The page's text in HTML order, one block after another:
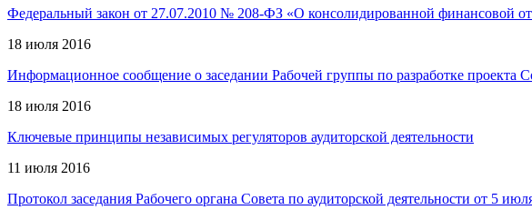
Федеральный закон от 27.07.2010 № 208-ФЗ «О консолидированной финансовой
18 июля 2016
Информационное сообщение о заседании Рабочей группы по разработке проекта
18 июля 2016
Ключевые принципы независимых регуляторов аудиторской деятельности
11 июля 2016
Протокол заседания Рабочего органа Совета по аудиторской деятельности от 5